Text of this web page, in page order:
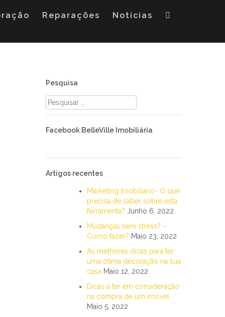
Reparações Notícias
Pesquisa
Pesquisar
por:
Facebook BelleVille Imobiliária
Artigos recentes
Marketing Imobiliário- O que
precisa de saber sobre esta
ferramenta? Junho 6, 2022
Mudanças sem stress? –
Como fazer? Maio 23, 2022
As melhores dicas para ter
uma ótima decoração na sua
casa Maio 12, 2022
Dicas a ter em consideração
na compra de um imóvel
Maio 5, 2022